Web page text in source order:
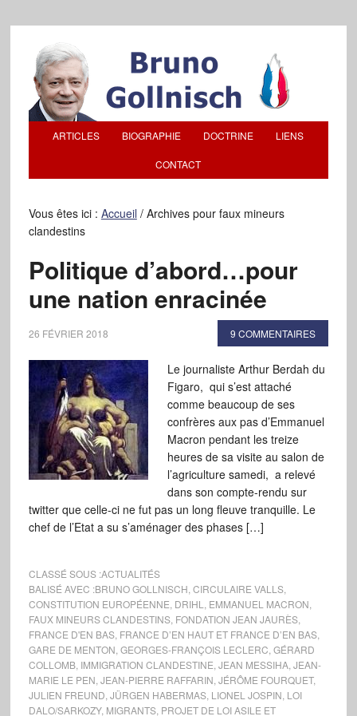
ARTICLES BIOGRAPHIE DOCTRINE LIENS
CONTACT
Vous êtes ici : Accueil /Archives pour faux mineurs
clandestins
Politique d’abord…pour
une nation enracinée
26 FÉVRIER 2018 9 COMMENTAIRES
Le journaliste Arthur Berdah du
Figaro, qui s’est attaché
comme beaucoup de ses
confrères aux pas d’Emmanuel
Macron pendant les treize
heures de sa visite au salon de
l’agriculture samedi, a relevé
dans son compte-rendu sur
twitter que celle-ci ne fut pas un long fleuve tranquille. Le
chef de l’Etat a su s’aménager des phases […]
CLASSÉ SOUS :ACTUALITÉS
BALISÉ AVEC :BRUNO GOLLNISCH CIRCULAIRE VALLS,
CONSTITUTION EUROPÉENNE DRIHL EMMANUEL MACRON
FAUX MINEURS CLANDESTINS, FONDATION JEAN JAURÈS,
FRANCE D'EN BAS, FRANCE D’EN HAUT ET FRANCE D’EN BAS,
GARE DE MENTON GEORGES-FRANÇOIS LECLERC GÉRARD
COLLOMB, IMMIGRATION CLANDESTINE JEAN MESSIHA, JEAN-
MARIE LE PEN JEAN-PIERRE RAFFARIN JÉRÔME FOURQUET,
JULIEN FREUND JÜRGEN HABERMAS, LIONEL JOSPIN LOI
DALO/SARKOZY, MIGRANTS, PROJET DE LOI ASILE ET